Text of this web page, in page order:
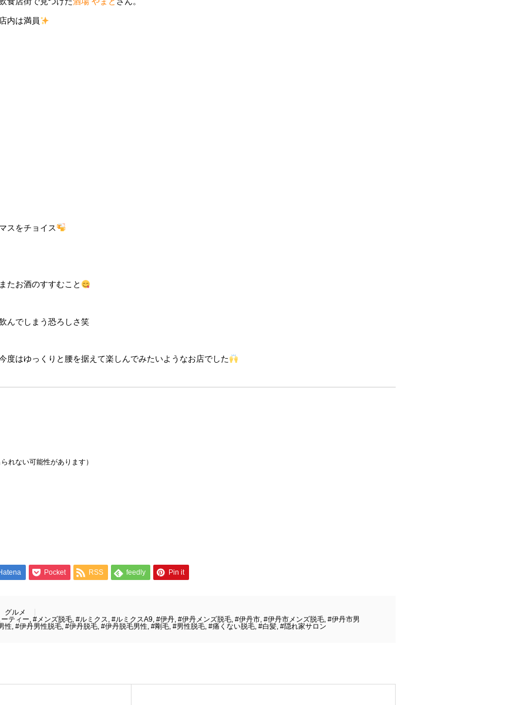
内は満員
スをチョイス
たお酒のすすむこと
んでしまう恐ろしさ笑
度はゆっくりと腰を据えて楽しんでみたいようなお店でした
れない可能性があります）
Pocket RSS feedly Pin it
グルメ
ティー, #メンズ脱毛, #ルミクス, #ルミクスA9, #伊丹, #伊丹メンズ脱毛, #伊丹市, #伊丹市メンズ脱毛, #伊丹市男
性, #伊丹男性脱毛, #伊丹脱毛, #伊丹脱毛男性, #剛毛, #男性脱毛, #痛くない脱毛, #白髪, #隠れ家サロン